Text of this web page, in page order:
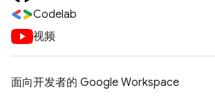
Codelab
视频
面向开发者的 Google Workspace